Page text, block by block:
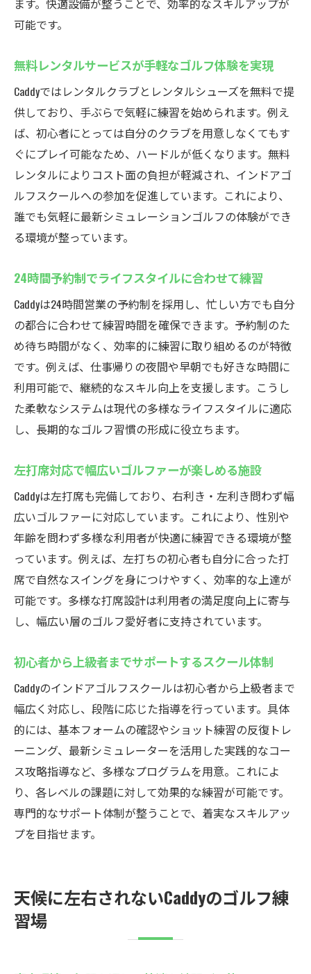
ます。快適設備が整うことで、効率的なスキルアップが
可能です。
無料レンタルサービスが手軽なゴルフ体験を実現
Caddyではレンタルクラブとレンタルシューズを無料で提
供しており、手ぶらで気軽に練習を始められます。例え
ば、初心者にとっては自分のクラブを用意しなくてもす
ぐにプレイ可能なため、ハードルが低くなります。無料
レンタルによりコスト面の負担が軽減され、インドアゴ
ルフスクールへの参加を促進しています。これにより、
誰でも気軽に最新シミュレーションゴルフの体験ができ
る環境が整っています。
24時間予約制でライフスタイルに合わせて練習
Caddyは24時間営業の予約制を採用し、忙しい方でも自分
の都合に合わせて練習時間を確保できます。予約制のた
め待ち時間がなく、効率的に練習に取り組めるのが特徴
です。例えば、仕事帰りの夜間や早朝でも好きな時間に
利用可能で、継続的なスキル向上を支援します。こうし
た柔軟なシステムは現代の多様なライフスタイルに適応
し、長期的なゴルフ習慣の形成に役立ちます。
左打席対応で幅広いゴルファーが楽しめる施設
Caddyは左打席も完備しており、右利き・左利き問わず幅
広いゴルファーに対応しています。これにより、性別や
年齢を問わず多様な利用者が快適に練習できる環境が整
っています。例えば、左打ちの初心者も自分に合った打
席で自然なスイングを身につけやすく、効率的な上達が
可能です。多様な打席設計は利用者の満足度向上に寄与
し、幅広い層のゴルフ愛好者に支持されています。
初心者から上級者までサポートするスクール体制
Caddyのインドアゴルフスクールは初心者から上級者まで
幅広く対応し、段階に応じた指導を行っています。具体
的には、基本フォームの確認やショット練習の反復トレ
ーニング、最新シミュレーターを活用した実践的なコー
ス攻略指導など、多様なプログラムを用意。これによ
り、各レベルの課題に対して効果的な練習が可能です。
専門的なサポート体制が整うことで、着実なスキルアッ
プを目指せます。
天候に左右されないCaddyのゴルフ練
習場